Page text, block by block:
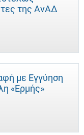
της ΑνΑΔ
με Εγγύηση
«Ερμής»